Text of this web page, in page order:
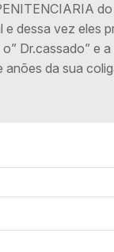
e dessa vez eles
Dr.cassado” e
anões da sua